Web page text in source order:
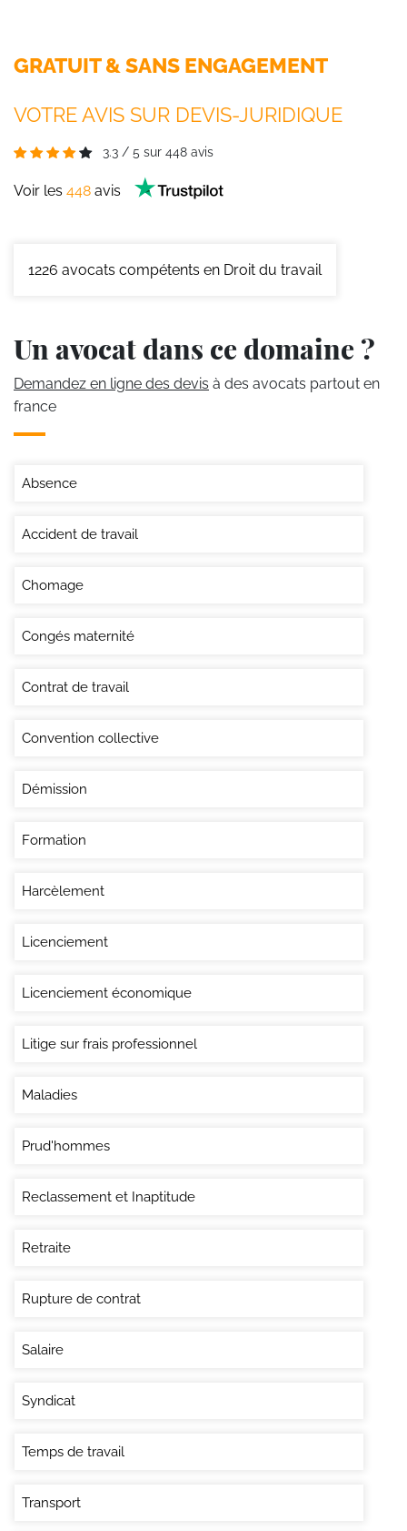
GRATUIT & SANS ENGAGEMENT
VOTRE AVIS SUR DEVIS-JURIDIQUE
3.3 / 5 sur 448 avis
Voir les 448 avis
1226 avocats compétents en Droit du travail
Un avocat dans ce domaine ?
Demandez en ligne des devis à des avocats partout en
france
Absence
Accident de travail
Chomage
Congés maternité
Contrat de travail
Convention collective
Démission
Formation
Harcèlement
Licenciement
Licenciement économique
Litige sur frais professionnel
Maladies
Prud'hommes
Reclassement et Inaptitude
Retraite
Rupture de contrat
Salaire
Syndicat
Temps de travail
Transport